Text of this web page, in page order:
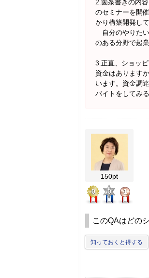
2.箇条書きの内
のセミナーを開
かり構築開発して
自分のやりた
のある分野で起
3.正直、ショッ
資金はあります
います。資金調
バイトをしてみ
150pt
0
0 1
このQAはどの
知っておくと得する